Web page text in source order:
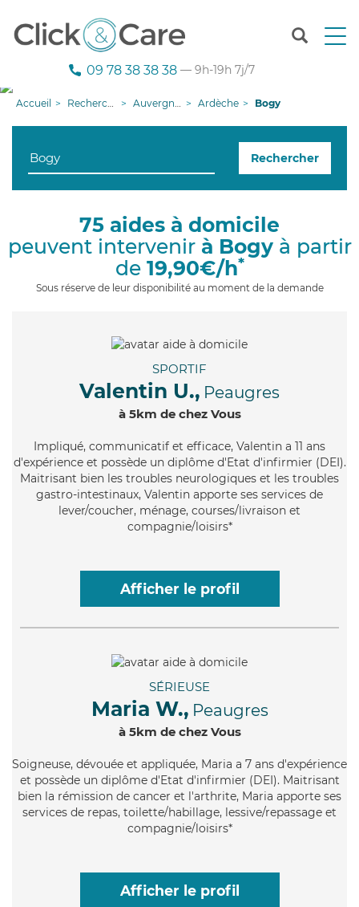
T
n
g
i
09 78 38 38 38 — 9h-19h 7j/7
Accueil Recherche aide à domicile Auvergne-Rhône-Alpes Ardèche Bogy
Rechercher
75 aides à domicile
peuvent intervenir à Bogyà partir
de 19,90€/h*
Sous réserve de leur disponibilité au moment de la demande
SPORTIF
Valentin U., Peaugres
à 5km de chez Vous
Impliqué, communicatif et efficace, Valentin a 11 ans
d'expérience et possède un diplôme d'Etat d'infirmier (DEI).
Maitrisant bien les troubles neurologiques et les troubles
gastro-intestinaux, Valentin apporte ses services de
lever/coucher, ménage, courses/livraison et
compagnie/loisirs*
Afficher le profil
SÉRIEUSE
Maria W., Peaugres
à 5km de chez Vous
Soigneuse, dévouée et appliquée, Maria a 7 ans d'expérience
et possède un diplôme d'Etat d'infirmier (DEI). Maitrisant
bien la rémission de cancer et l'arthrite, Maria apporte ses
services de repas, toilette/habillage, lessive/repassage et
compagnie/loisirs*
Afficher le profil